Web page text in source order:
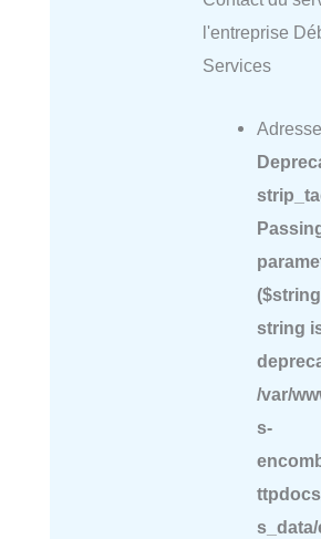
l'entreprise
Services
string
/var/
s-